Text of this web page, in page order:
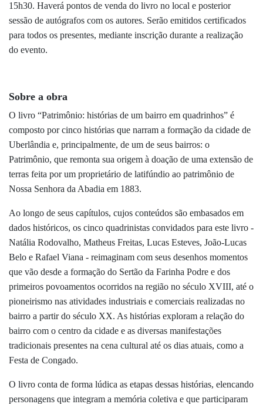
15h30. Haverá pontos de venda do livro no local e posterior
sessão de autógrafos com os autores. Serão emitidos certificados
para todos os presentes, mediante inscrição durante a realização
do evento.
Sobre a obra
O livro “Patrimônio: histórias de um bairro em quadrinhos” é
composto por cinco histórias que narram a formação da cidade de
Uberlândia e, principalmente, de um de seus bairros: o
Patrimônio, que remonta sua origem à doação de uma extensão de
terras feita por um proprietário de latifúndio ao patrimônio de
Nossa Senhora da Abadia em 1883.
Ao longo de seus capítulos, cujos conteúdos são embasados em
dados históricos, os cinco quadrinistas convidados para este livro -
Natália Rodovalho, Matheus Freitas, Lucas Esteves, João-Lucas
Belo e Rafael Viana - reimaginam com seus desenhos momentos
que vão desde a formação do Sertão da Farinha Podre e dos
primeiros povoamentos ocorridos na região no século XVIII, até o
pioneirismo nas atividades industriais e comerciais realizadas no
bairro a partir do século XX. As histórias exploram a relação do
bairro com o centro da cidade e as diversas manifestações
tradicionais presentes na cena cultural até os dias atuais, como a
Festa de Congado.
O livro conta de forma lúdica as etapas dessas histórias, elencando
personagens que integram a memória coletiva e que participaram